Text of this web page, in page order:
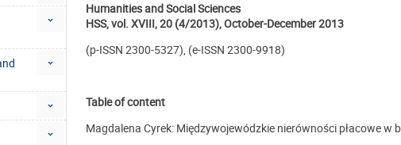
Humanities and Social Sciences
HSS, vol. XVIII, 20 (4/2013), October-December 2013
(p-ISSN 2300-5327), (e-ISSN 2300-9918)
Table of content
Magdalena Cyrek: Międzywojewódzkie nierówności płacowe w